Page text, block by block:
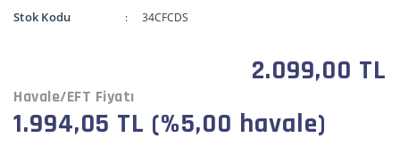
Stok Kodu
34CFCDS
2.099,00 TL
Havale/EFT Fiyatı
1.994,05 TL (%5,00 havale)